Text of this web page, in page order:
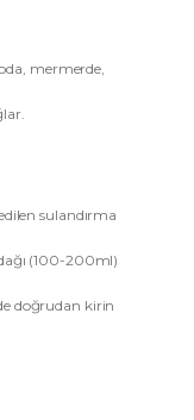
mermerde,
sulandırma
(100-200ml)
doğrudan kirin